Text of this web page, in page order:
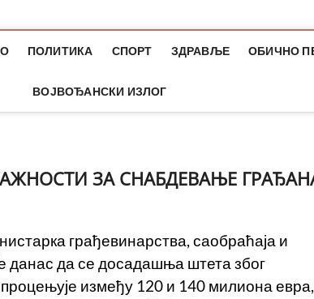
ПОЛИТИКА СПОРТ ЗДРАВЉЕ ОБИЧНО
ВОЈВОЂАНСКИ ИЗЛОГ
ЗА СНАБДЕВАЊЕ
грађевинарства, саобраћаја и
данас да се досадашња штета због
између 120 и 140 милиона евра,